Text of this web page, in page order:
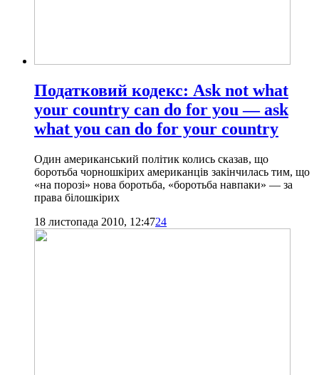
Податковий кодекс: Ask not what
your country can do for you — ask
what you can do for your country
Один американський політик колись сказав, що
боротьба чорношкірих американців закінчилась тим, що
«на порозі» нова боротьба, «боротьба навпаки» — за
права білошкірих
18 листопада 2010, 12:4724